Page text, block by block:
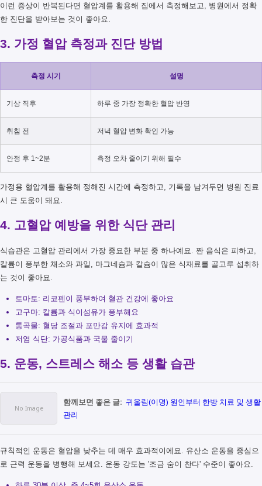
이런 증상이 반복된다면 혈압계를 활용해 집에서 측정해보고, 병원에서 정확
한 진단을 받아보는 것이 좋아요.
3. 가정 혈압 측정과 진단 방법
측정 시기 설명
기상 직후 하루 중 가장 정확한 혈압 반영
취침 전 저녁 혈압 변화 확인 가능
안정 후 1~2분 측정 오차 줄이기 위해 필수
가정용 혈압계를 활용해 정해진 시간에 측정하고, 기록을 남겨두면 병원 진료
시 큰 도움이 돼요.
4. 고혈압 예방을 위한 식단 관리
식습관은 고혈압 관리에서 가장 중요한 부분 중 하나예요. 짠 음식은 피하고,
칼륨이 풍부한 채소와 과일, 마그네슘과 칼슘이 많은 식재료를 골고루 섭취하
는 것이 좋아요.
토마토: 리코펜이 풍부하여 혈관 건강에 좋아요
고구마: 칼륨과 식이섬유가 풍부해요
통곡물: 혈당 조절과 포만감 유지에 효과적
저염 식단: 가공식품과 국물 줄이기
5. 운동, 스트레스 해소 등 생활 습관
함께보면 좋은 글: 귀울림(이명) 원인부터 한방 치료 및 생활
관리
규칙적인 운동은 혈압을 낮추는 데 매우 효과적이에요. 유산소 운동을 중심으
로 근력 운동을 병행해 보세요. 운동 강도는 '조금 숨이 찬다' 수준이 좋아요.